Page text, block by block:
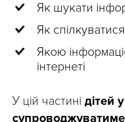
Як шукати
Як
Якою
інтернеті
У цій частині дітей